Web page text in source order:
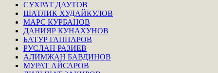
СУХРАТ ДАУТОВ
ШАТЛИК ХУДАЙКУЛОВ
МАРС КУРБАНОВ
ДАНИЯР КУНАХУНОВ
БАТУР ГАППАРОВ
РУСЛАН РАЗИЕВ
АЛИМЖАН БАВДИНОВ
МУРАТ АЙСАРОВ